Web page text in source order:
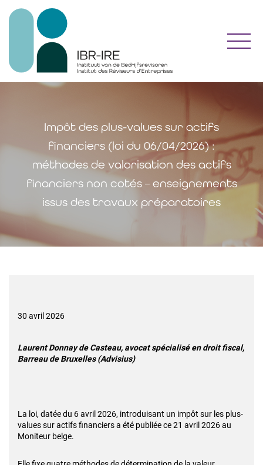
Impôt des plus-values sur actifs
financiers (loi du 06/04/2026) :
méthodes de valorisation des actifs
financiers non cotés – enseignements
issus des travaux préparatoires
30 avril 2026
Laurent Donnay de Casteau, avocat spécialisé en droit fiscal,
Barreau de Bruxelles (Advisius)
La loi, datée du 6 avril 2026, introduisant un impôt sur les plus-
values sur actifs financiers a été publiée ce 21 avril 2026 au
Moniteur belge.